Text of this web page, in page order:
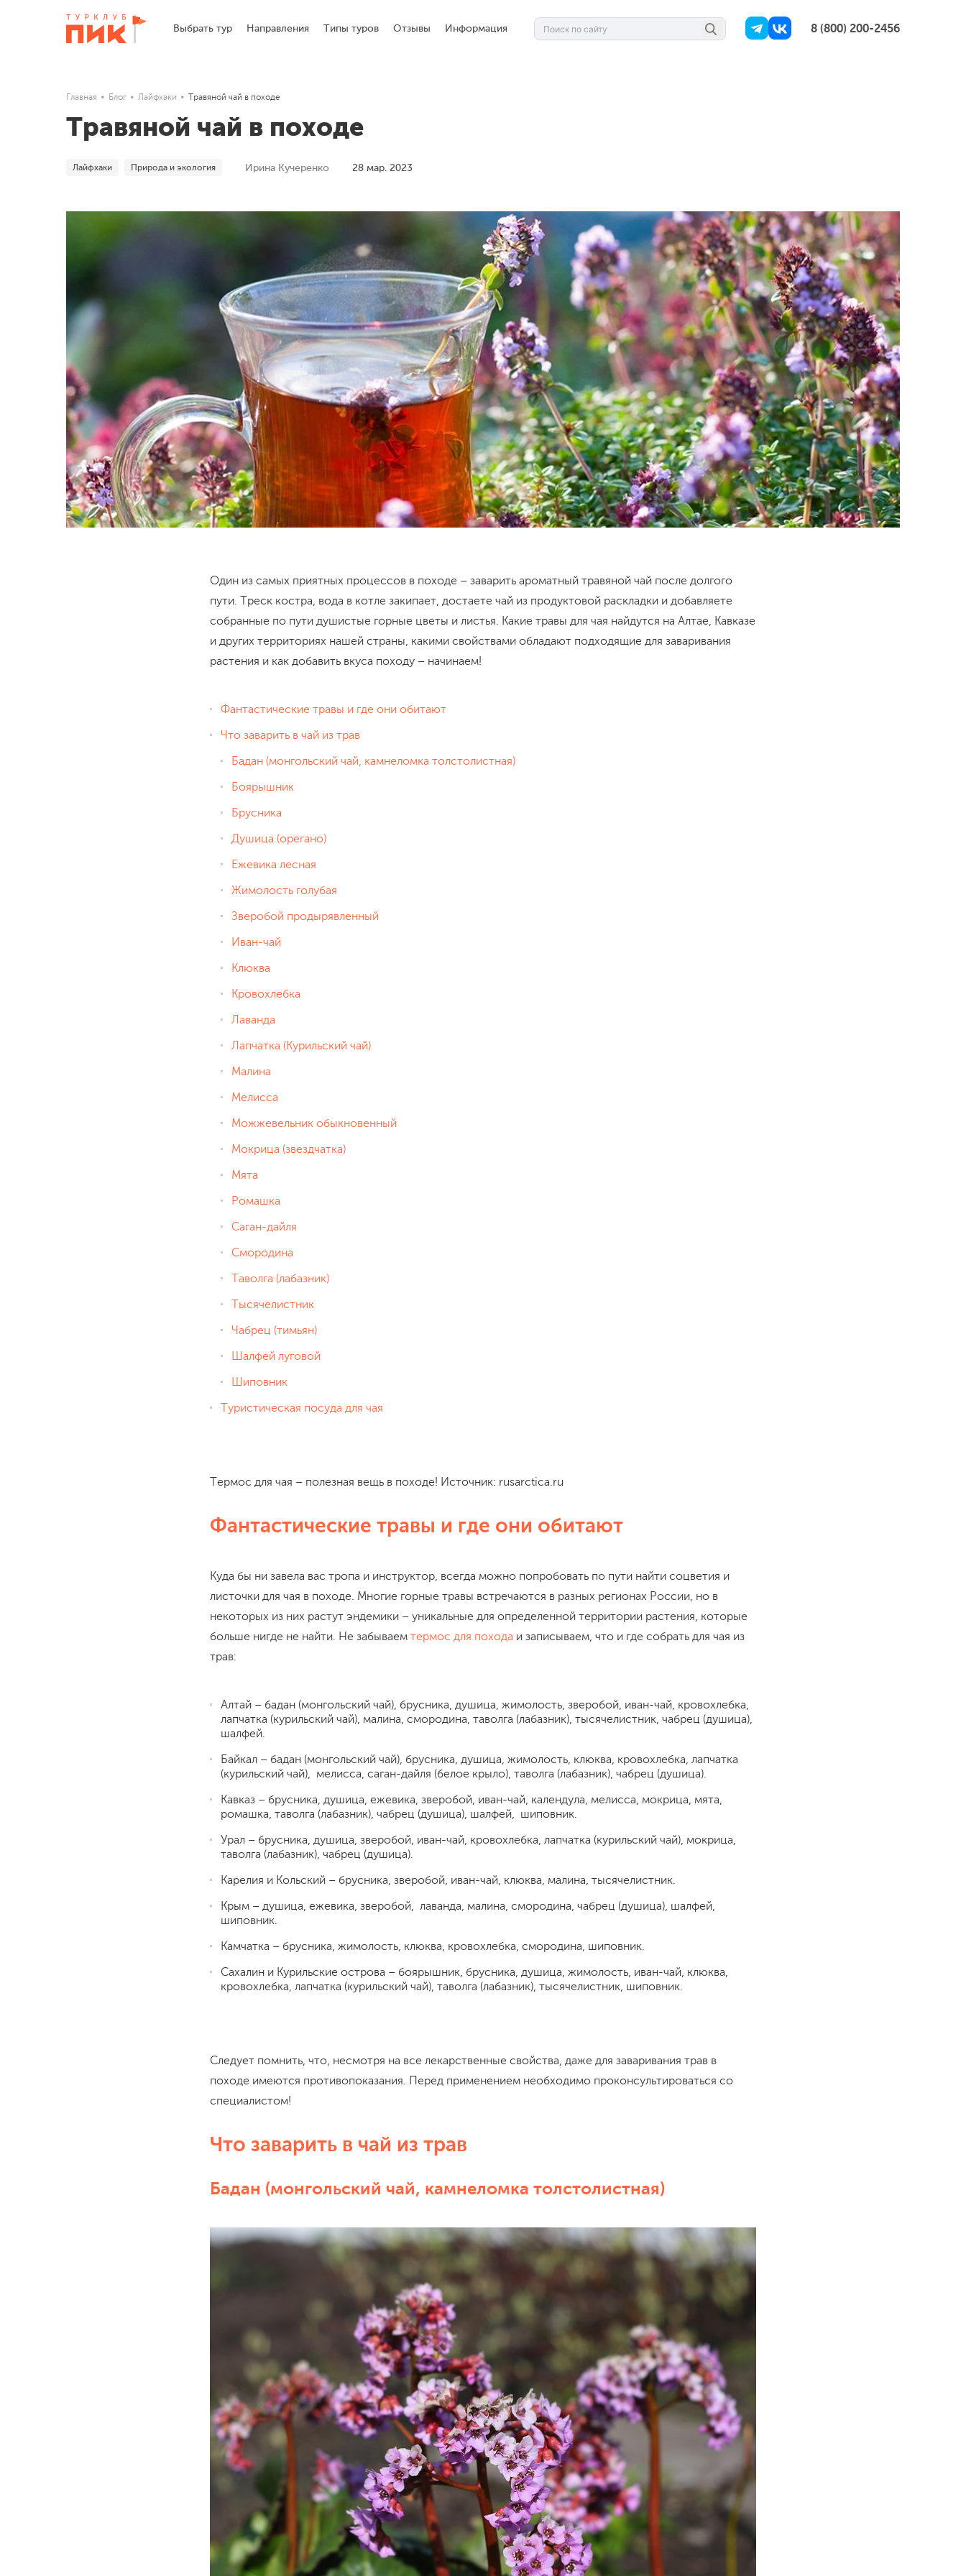
Выбрать тур Направления Типы туров Отзывы Информация 8 (800) 200-2456
Главная Блог Лайфхаки Травяной чай в походе
Травяной чай в походе
Лайфхаки Природа и экология Ирина Кучеренко 28 мар. 2023
Один из самых приятных процессов в походе – заварить ароматный травяной чай после долгого
пути. Треск костра, вода в котле закипает, достаете чай из продуктовой раскладки и добавляете
собранные по пути душистые горные цветы и листья. Какие травы для чая найдутся на Алтае, Кавказе
и других территориях нашей страны, какими свойствами обладают подходящие для заваривания
растения и как добавить вкуса походу – начинаем!
Фантастические травы и где они обитают
Что заварить в чай из трав
Бадан (монгольский чай, камнеломка толстолистная)
Боярышник
Брусника
Душица (орегано)
Ежевика лесная
Жимолость голубая
Зверобой продырявленный
Иван-чай
Клюква
Кровохлебка
Лаванда
Лапчатка (Курильский чай)
Малина
Мелисса
Можжевельник обыкновенный
Мокрица (звездчатка)
Мята
Ромашка
Саган-дайля
Смородина
Таволга (лабазник)
Тысячелистник
Чабрец (тимьян)
Шалфей луговой
Шиповник
Туристическая посуда для чая
Термос для чая – полезная вещь в походе! Источник: rusarctica.ru
Фантастические травы и где они обитают
Куда бы ни завела вас тропа и инструктор, всегда можно попробовать по пути найти соцветия и
листочки для чая в походе. Многие горные травы встречаются в разных регионах России, но в
некоторых из них растут эндемики – уникальные для определенной территории растения, которые
больше нигде не найти. Не забываем термос для похода и записываем, что и где собрать для чая из
трав:
Алтай – бадан (монгольский чай), брусника, душица, жимолость, зверобой, иван-чай, кровохлебка,
лапчатка (курильский чай), малина, смородина, таволга (лабазник), тысячелистник, чабрец (душица),
шалфей.
Байкал – бадан (монгольский чай), брусника, душица, жимолость, клюква, кровохлебка, лапчатка
(курильский чай), мелисса, саган-дайля (белое крыло), таволга (лабазник), чабрец (душица).
Кавказ – брусника, душица, ежевика, зверобой, иван-чай, календула, мелисса, мокрица, мята,
ромашка, таволга (лабазник), чабрец (душица), шалфей, шиповник.
Урал – брусника, душица, зверобой, иван-чай, кровохлебка, лапчатка (курильский чай), мокрица,
таволга (лабазник), чабрец (душица).
Карелия и Кольский – брусника, зверобой, иван-чай, клюква, малина, тысячелистник.
Крым – душица, ежевика, зверобой, лаванда, малина, смородина, чабрец (душица), шалфей,
шиповник.
Камчатка – брусника, жимолость, клюква, кровохлебка, смородина, шиповник.
Сахалин и Курильские острова – боярышник, брусника, душица, жимолость, иван-чай, клюква,
кровохлебка, лапчатка (курильский чай), таволга (лабазник), тысячелистник, шиповник.
Следует помнить, что, несмотря на все лекарственные свойства, даже для заваривания трав в
походе имеются противопоказания. Перед применением необходимо проконсультироваться со
специалистом!
Что заварить в чай из трав
Бадан (монгольский чай, камнеломка толстолистная)